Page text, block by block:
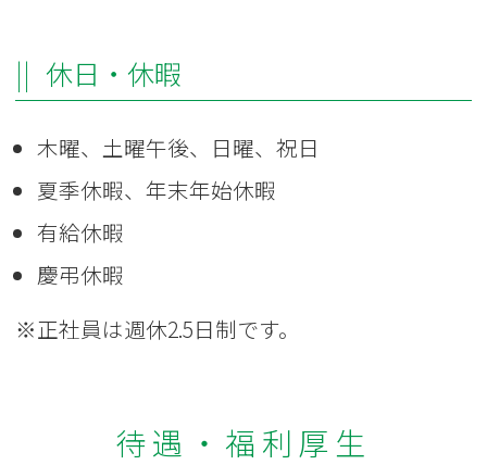
休日・休暇
木曜、土曜午後、日曜、祝日
夏季休暇、年末年始休暇
有給休暇
慶弔休暇
※正社員は週休2.5日制です。
待遇・福利厚生